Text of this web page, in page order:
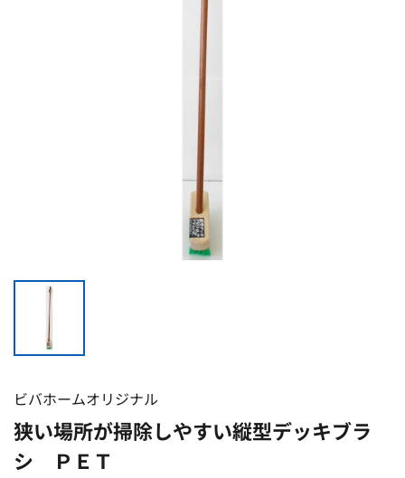
ビバホームオリジナル
狭い場所が掃除しやすい縦型デッキブラ
シ ＰＥＴ